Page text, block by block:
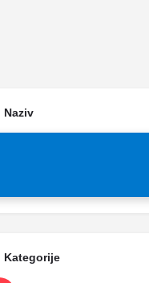
Naziv
Kategorije